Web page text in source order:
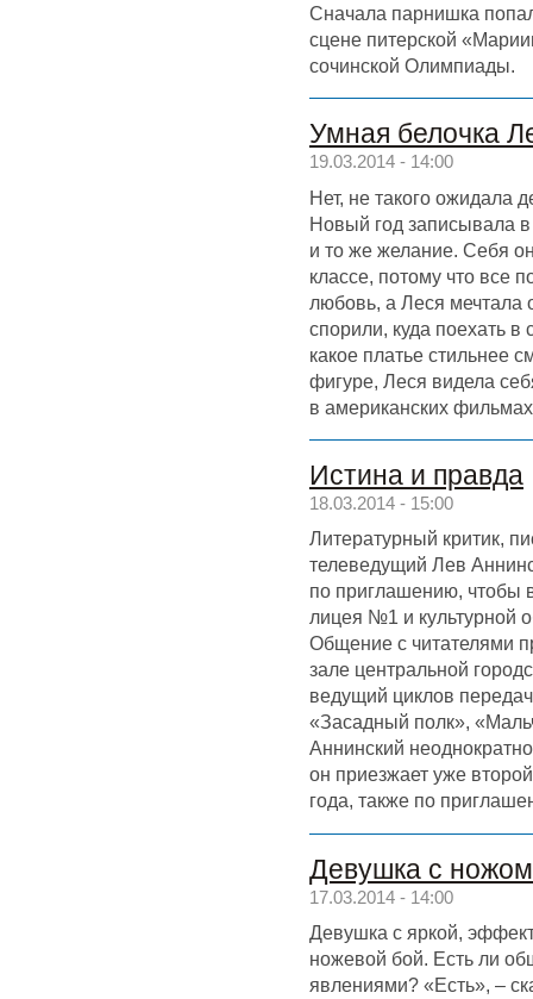
Сначала парнишка
сцене питерской
сочинской Олимпиады.
Умная белочка
19.03.2014 - 14:00
Нет, не такого ожидала
Новый год записывала
и то же желание. Себя
классе, потому что все
любовь, а Леся мечтала
спорили, куда поехать
какое платье стильнее
фигуре, Леся видела
в американских
Истина и правда
18.03.2014 - 15:00
Литературный критик,
телеведущий Лев
по приглашению, чтобы
лицея №1 и культурной
Общение с читателями
зале центральной
ведущий циклов
«Засадный полк»,
Аннинский
он приезжает уже
года, также по
Девушка с ножом
17.03.2014 - 14:00
Девушка с яркой,
ножевой бой. Есть ли
явлениями? «Есть», –